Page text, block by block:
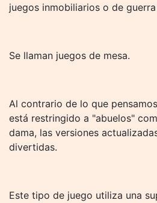
juegos inmobiliarios o de
Se llaman juegos de mesa.
Al contrario de lo que
está restringido a "abuelos"
dama, las versiones
divertidas.
Este tipo de juego utiliza una